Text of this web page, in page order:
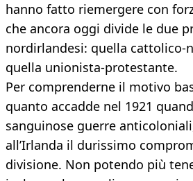
hanno fatto riemergere con
che ancora oggi divide le due
nordirlandesi: quella cattolico-
quella unionista-protestante.
Per comprenderne il motivo
quanto accadde nel 1921
sanguinose guerre
all’Irlanda il durissimo
divisione. Non potendo più